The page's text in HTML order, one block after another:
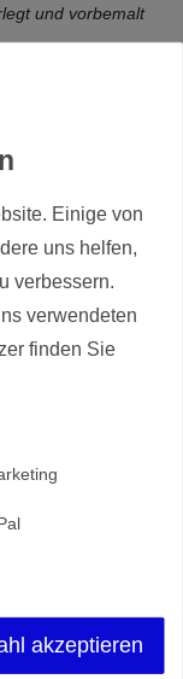
und vorbemalt
Einige von
uns helfen,
verbessern.
verwendeten
finden Sie
akzeptieren